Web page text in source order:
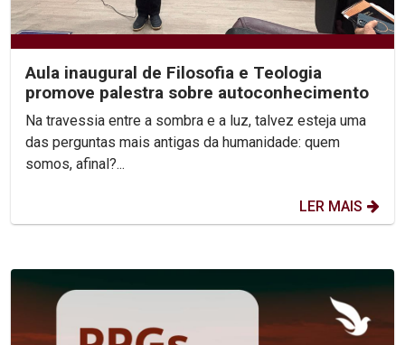
Aula inaugural de Filosofia e Teologia
promove palestra sobre autoconhecimento
Na travessia entre a sombra e a luz, talvez esteja uma
das perguntas mais antigas da humanidade: quem
somos, afinal?...
LER MAIS